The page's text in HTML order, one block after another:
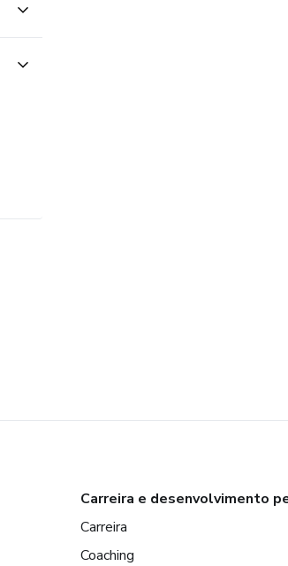
Carreira e desenvolvimento
Carreira
Coaching